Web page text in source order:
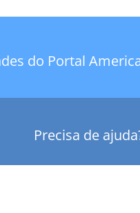
do Portal
Precisa de